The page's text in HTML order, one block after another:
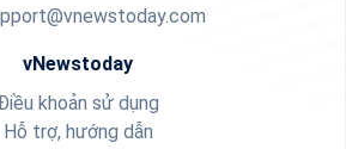
vNewstoday
khoản sử dụng
Hỗ trợ, hướng dẫn